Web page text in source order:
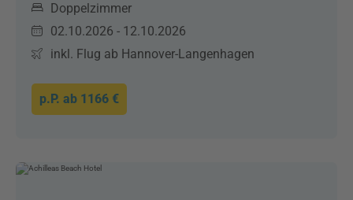
Doppelzimmer
02.10.2026 - 12.10.2026
inkl. Flug ab Hannover-Langenhagen
p.P. ab 1166 €